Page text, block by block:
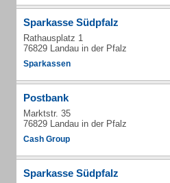
Sparkasse Südpfalz
Rathausplatz 1
76829 Landau in der Pfalz
Sparkassen
Postbank
Marktstr. 35
76829 Landau in der Pfalz
Cash Group
Sparkasse Südpfalz